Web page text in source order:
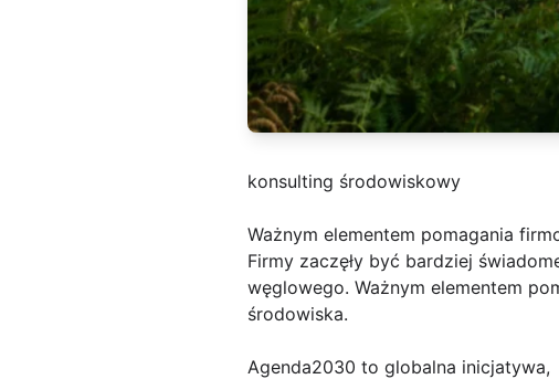
konsulting środowiskowy
Ważnym elementem pomagania
Firmy zaczęły być bardziej
węglowego. Ważnym elementem
środowiska.
Agenda2030 to globalna inicjatywa,